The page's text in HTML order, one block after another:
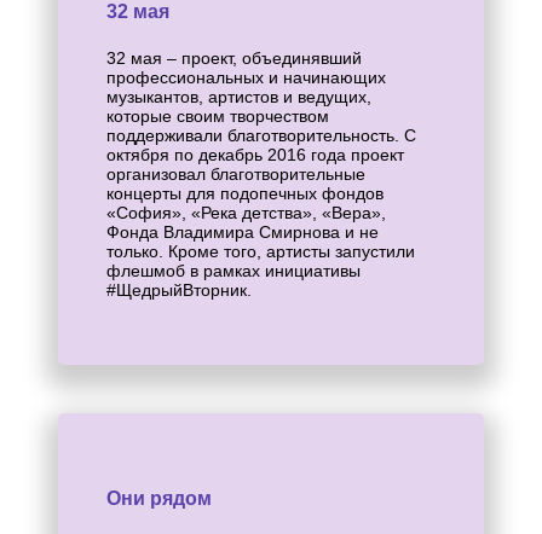
32 мая
32 мая – проект, объединявший
профессиональных и начинающих
музыкантов, артистов и ведущих,
которые своим творчеством
поддерживали благотворительность. С
октября по декабрь 2016 года проект
организовал благотворительные
концерты для подопечных фондов
«София», «Река детства», «Вера»,
Фонда Владимира Смирнова и не
только. Кроме того, артисты запустили
флешмоб в рамках инициативы
#ЩедрыйВторник.
Они рядом